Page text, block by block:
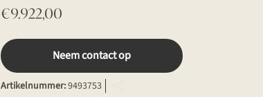
€9.922,00
Neem contact op
Artikelnummer:9493753